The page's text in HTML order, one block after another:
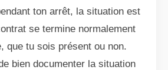
ton arrêt, la situation est
se termine normalement
que tu sois présent ou non.
bien documenter la situation